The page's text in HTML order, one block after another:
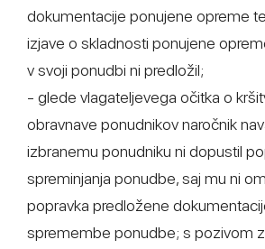
dokumentacije ponujene opreme
izjave o skladnosti ponujene
v svoji ponudbi ni predložil;
- glede vlagateljevega očitka o
obravnave ponudnikov naročnik
izbranemu ponudniku ni dopustil
spreminjanja ponudbe, saj mu ni
popravka predložene
spremembe ponudbe; s pozivom z